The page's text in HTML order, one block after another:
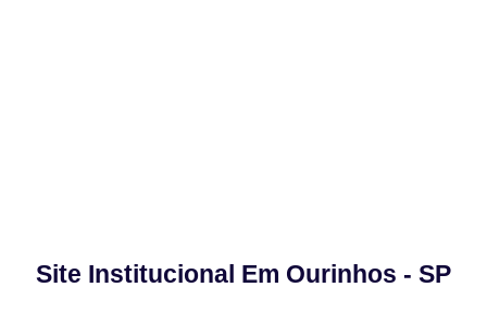
Site Institucional Em Ourinhos - SP